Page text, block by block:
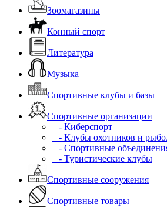
Зоомагазины
Конный спорт
Литература
Музыка
Спортивные клубы и базы
Спортивные организации
- Киберспорт
- Клубы охотников и
- Спортивные
- Туристические клубы
Спортивные сооружения
Спортивные товары